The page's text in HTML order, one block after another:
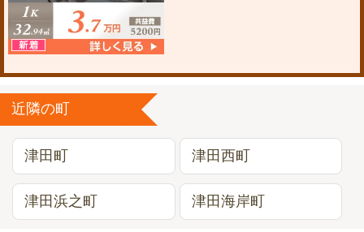
近隣の町
津田町 津田西町
津田浜之町 津田海岸町